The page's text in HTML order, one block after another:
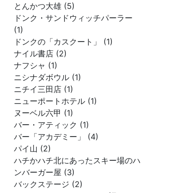
とんかつ大雄 (5)
ドンク・サンドウィッチパーラー
(1)
ドンクの「カスクート」 (1)
ナイル書店 (2)
ナフシャ (1)
ニシナダボウル (1)
ニチイ三田店 (1)
ニューポートホテル (1)
ヌーベル六甲 (1)
バー・アティック (1)
バー「アカデミー」 (4)
パイ山 (2)
ハチかハチ北にあったスキー場のハ
ンバーガー屋 (3)
バックステージ (2)